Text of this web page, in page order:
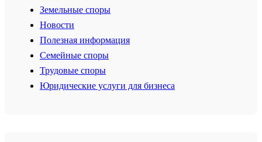
Земельные споры
Новости
Полезная информация
Семейные споры
Трудовые споры
Юридические услуги для бизнеса